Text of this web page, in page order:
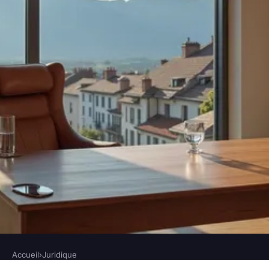
Accueil›Juridique